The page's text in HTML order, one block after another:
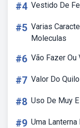
#4 Vestido De
#5 Varias
Moleculas
#6 Vão Fazer Ou
#7 Valor Do
#8 Uso De Muy
#9 Uma